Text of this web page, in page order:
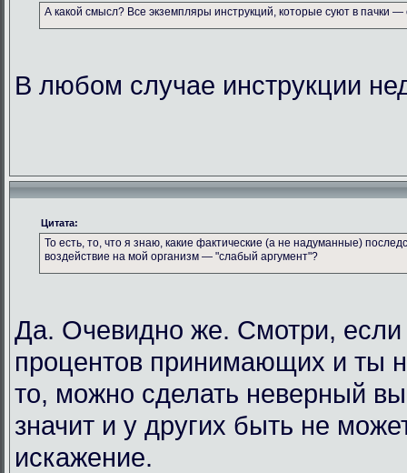
А какой смысл? Все экземпляры инструкций, которые суют в пачки
В любом случае инструкции
Цитата:
То есть, то, что я знаю, какие фактические (а не надуманные)
воздействие на мой организм — "слабый аргумент"?
Да. Очевидно же. Смотри, если
процентов принимающих и ты
то, можно сделать неверный
значит и у других быть не
искажение.